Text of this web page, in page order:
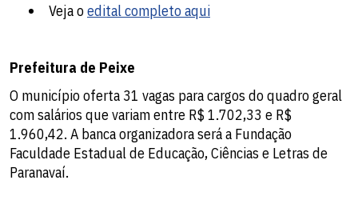
Veja oedital completo aqui
Prefeitura de Peixe
O município oferta 31 vagas para cargos do quadro geral
com salários que variam entre R$ 1.702,33 e R$
1.960,42. A banca organizadora será a Fundação
Faculdade Estadual de Educação, Ciências e Letras de
Paranavaí.